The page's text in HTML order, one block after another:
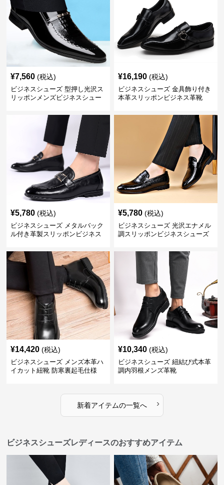
¥7,560 (税込)
ビジネスシューズ 型押し光沢ス
リッポンメンズビジネスシュー
¥16,190 (税込)
ビジネスシューズ 金具飾り付き
本革スリッポンビジネス革靴
¥5,780 (税込)
ビジネスシューズ メタルバック
ル付き革製スリッポンビジネス
¥5,780 (税込)
ビジネスシューズ 光沢エナメル
調スリッポンビジネスシューズ
¥14,420 (税込)
ビジネスシューズ メンズ本革ハ
イカット紐靴 防寒裏起毛仕様
¥10,340 (税込)
ビジネスシューズ 紐結び式本革
調内羽根メンズ革靴
新着アイテムの一覧へ ›
ビジネスシューズレディースのおすすめアイテム